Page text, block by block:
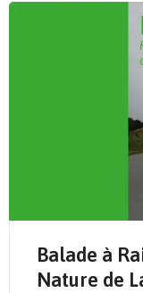
Send Mail
Balade à
Nature de